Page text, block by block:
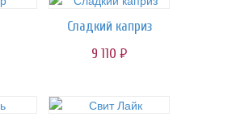
Сладкий каприз
9 110 руб.